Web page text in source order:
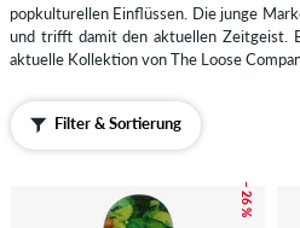
popkulturellen Einflüssen. Die junge
und trifft damit den aktuellen Zeitgeist.
aktuelle Kollektion von The Loose
Filter & Sortierung
– 26 %